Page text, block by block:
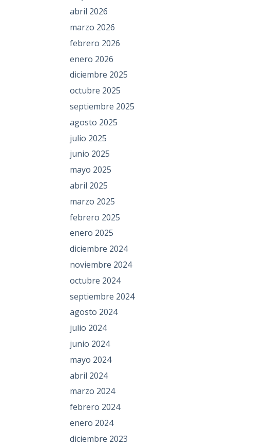
abril 2026
marzo 2026
febrero 2026
enero 2026
diciembre 2025
octubre 2025
septiembre 2025
agosto 2025
julio 2025
junio 2025
mayo 2025
abril 2025
marzo 2025
febrero 2025
enero 2025
diciembre 2024
noviembre 2024
octubre 2024
septiembre 2024
agosto 2024
julio 2024
junio 2024
mayo 2024
abril 2024
marzo 2024
febrero 2024
enero 2024
diciembre 2023